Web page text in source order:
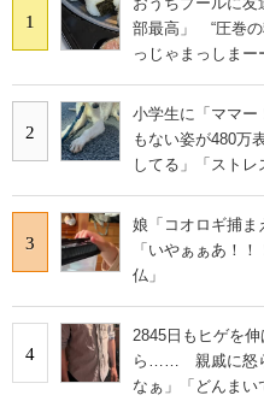
1
部最高」 “圧巻の
っじゃまっしまー
2
小学生に「ママ
もない姿が480万
してる」「ストレ
3
娘「コオロギ捕
「いやぁぁあ！
仏」
4
2845日もヒゲを
ら…… 親戚に怒ら
なぁ」「どんまい